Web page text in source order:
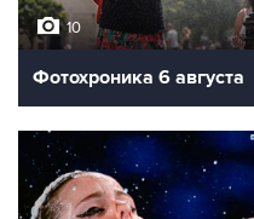
10
Фотохроника 6 августа